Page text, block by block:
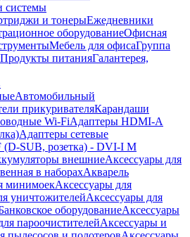
системы
и тонерыЕжедневники
оборудованиеОфисная
Мебель для офисаГруппа
Продукты питанияГалантерея,
Автомобильный
прикуривателяКарандаши
Wi-FiАдаптеры HDMI-A
Адаптеры сетевые
SUB, розетка) - DVI-I M
внешниеАксессуары для
в наборахАкварель
минимоекАксессуары для
уничтожителейАксессуары для
оборудованиеАксессуары
пароочистителейАксессуары и